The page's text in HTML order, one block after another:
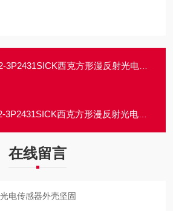
西克方形漫反射光电传感器外壳坚固
西克方形漫反射光电传感器外壳坚固
在线留言